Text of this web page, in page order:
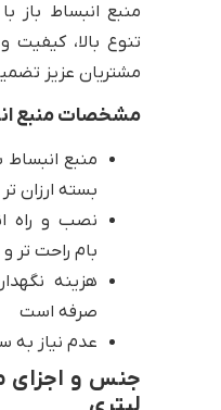
منبع انبساط باز
تنوع بالا،
مشتریان عزیز
مشخصات منبع انبساط
منبع انبساط
بسته ارزان
نصب و راه
بام راحت تر
هزینه
صرفه است
عدم نیاز به